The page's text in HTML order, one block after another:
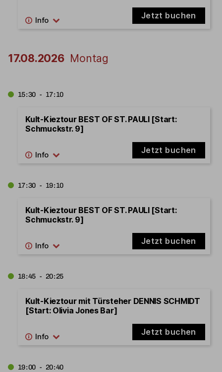
Jetzt buchen
17.08.2026 Montag
15:30 - 17:10
Kult-Kieztour BEST OF ST. PAULI [Start:
Schmuckstr. 9]
Jetzt buchen
17:30 - 19:10
Kult-Kieztour BEST OF ST. PAULI [Start:
Schmuckstr. 9]
Jetzt buchen
18:45 - 20:25
Kult-Kieztour mit Türsteher DENNIS SCHMIDT
[Start: Olivia Jones Bar]
Jetzt buchen
19:00 - 20:40